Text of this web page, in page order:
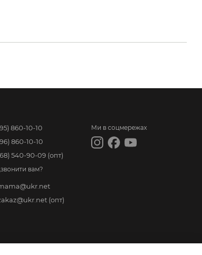
860-10-10
860-10-10
540-90-09 (опт)
вам?
(опт)
Ми в соцмережах